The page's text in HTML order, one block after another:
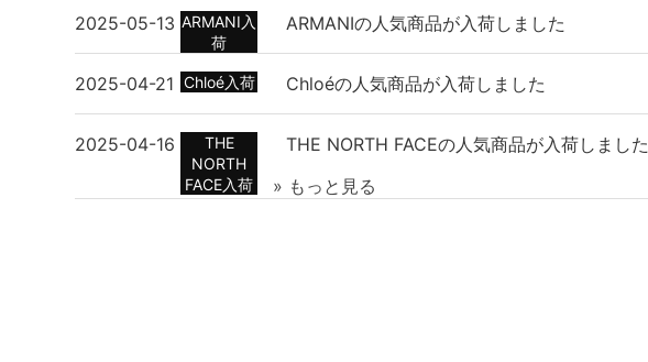
2025-05-13 ARMANI入
荷
ARMANIの人気商品が入荷しました
2025-04-21 Chloé入荷 Chloéの人気商品が入荷しました
2025-04-16
THE
NORTH
FACE入荷
THE NORTH FACEの人気商品が入荷しました
» もっと見る